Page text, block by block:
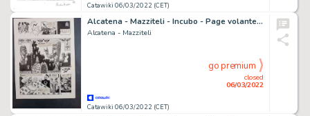
Catawiki 06/03/2022 (CET)
Alcatena - Mazziteli - Incubo - Page volante - EO - (1989)
Alcatena - Mazziteli
Catawiki 06/03/2022 (CET)
closed
06/03/2022
go premium